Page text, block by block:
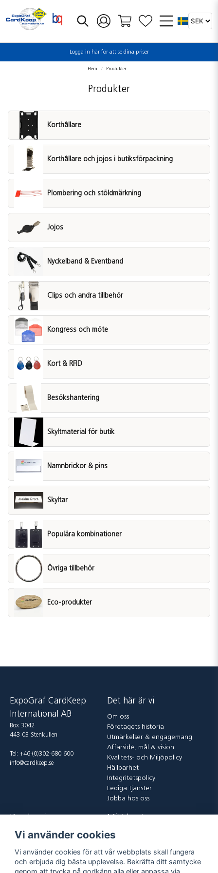
Logga in här för att se dina priser
Hem Produkter
Produkter
Korthållare
Korthållare och jojos i butiksförpackning
Plombering och stöldmärkning
Jojos
Nyckelband & Eventband
Clips och andra tillbehör
Kongress och möte
Kort & RFID
Besökshantering
Skyltmaterial för butik
Namnbrickor & pins
Skyltar
Populära kombinationer
Övriga tillbehör
Eco-produkter
ExpoGraf CardKeep
International AB
Box 3042
443 03 Stenkullen
Tel: +46-(0)302-680 600
info@cardkeep.se
Det här är vi
Om oss
Företagets historia
Utmärkelser & engagemang
Affärsidé, mål & vision
Kvalitets- och Miljöpolicy
Hållbarhet
Integritetspolicy
Lediga tjänster
Jobba hos oss
Kontakta oss
Vanliga frågor
Returer
Logga in
Glömt lösenord?
Vi använder cookies
Vi använder cookies för att vår webbplats skall fungera
och erbjuda dig bästa upplevelse. Bekräfta ditt samtycke
genom att trycka på godkänn alla eller anpassa via